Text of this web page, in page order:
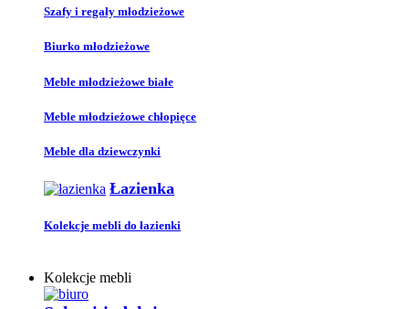
Szafy i regały młodzieżowe
Biurko młodzieżowe
Meble młodzieżowe białe
Meble młodzieżowe chłopięce
Meble dla dziewczynki
Łazienka
Kolekcje mebli do łazienki
Kolekcje mebli